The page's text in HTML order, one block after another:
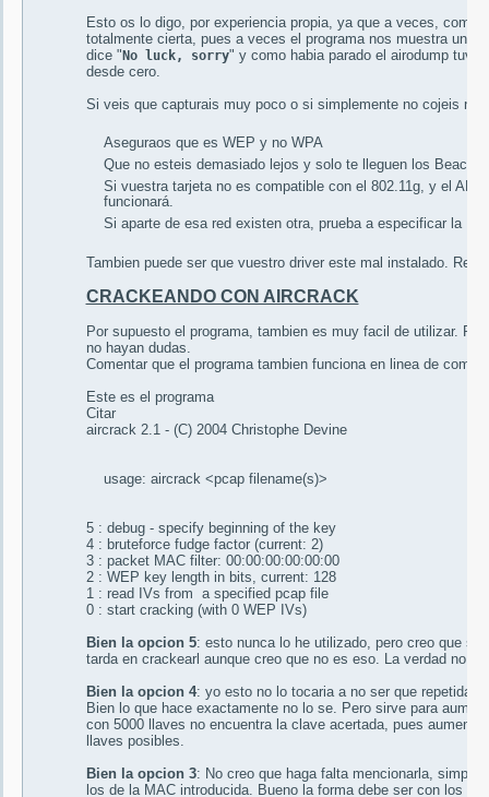
Esto os lo digo, por experiencia propia, ya que a veces, como
totalmente cierta, pues a veces el programa nos muestra un
dice " No luck, sorry" y como habia parado el airodump tuve
desde cero.
Si veis que capturais muy poco o si simplemente no cojeis
Aseguraos que es WEP y no WPA
Que no esteis demasiado lejos y solo te lleguen los Beacon
Si vuestra tarjeta no es compatible con el 802.11g, y el AP
funcionará.
Si aparte de esa red existen otra, prueba a especificar la
Tambien puede ser que vuestro driver este mal instalado.
CRACKEANDO CON AIRCRACK
Por supuesto el programa, tambien es muy facil de utilizar.
no hayan dudas.
Comentar que el programa tambien funciona en linea de
Este es el programa
Citar
aircrack 2.1 - (C) 2004 Christophe Devine
usage: aircrack <pcap filename(s)>
5 : debug - specify beginning of the key
4 : bruteforce fudge factor (current: 2)
3 : packet MAC filter: 00:00:00:00:00:00
2 : WEP key length in bits, current: 128
1 : read IVs from a specified pcap file
0 : start cracking (with 0 WEP IVs)
Bien la opcion 5: esto nunca lo he utilizado, pero creo que
tarda en crackearl aunque creo que no es eso. La verdad no
Bien la opcion 4: yo esto no lo tocaria a no ser que
Bien lo que hace exactamente no lo se. Pero sirve para
con 5000 llaves no encuentra la clave acertada, pues
llaves posibles.
Bien la opcion 3: No creo que haga falta mencionarla,
los de la MAC introducida. Bueno la forma debe ser con los